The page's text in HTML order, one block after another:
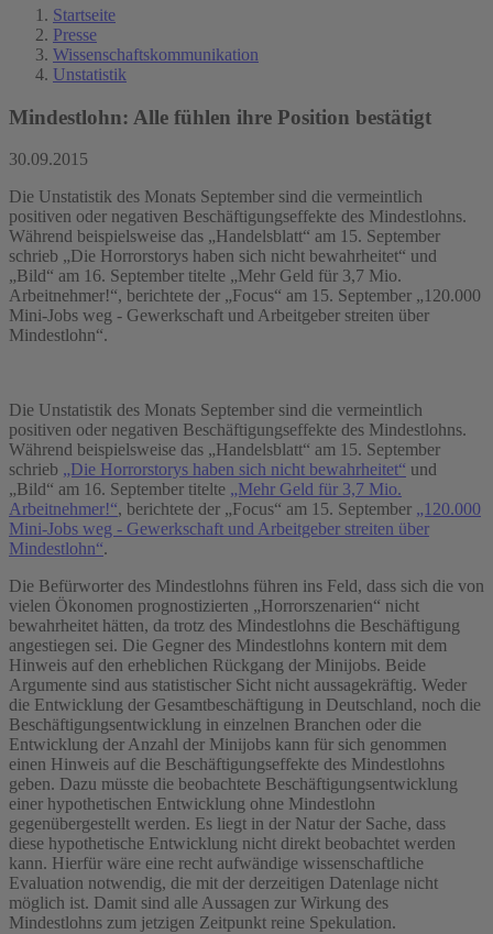
Startseite
Presse
Wissenschaftskommunikation
Unstatistik
Mindestlohn: Alle fühlen ihre Position bestätigt
30.09.2015
Die Unstatistik des Monats September sind die vermeintlich
positiven oder negativen Beschäftigungseffekte des Mindestlohns.
Während beispielsweise das „Handelsblatt“ am 15. September
schrieb „Die Horrorstorys haben sich nicht bewahrheitet“ und
„Bild“ am 16. September titelte „Mehr Geld für 3,7 Mio.
Arbeitnehmer!“, berichtete der „Focus“ am 15. September „120.000
Mini-Jobs weg - Gewerkschaft und Arbeitgeber streiten über
Mindestlohn“.
Die Unstatistik des Monats September sind die vermeintlich
positiven oder negativen Beschäftigungseffekte des Mindestlohns.
Während beispielsweise das „Handelsblatt“ am 15. September
schrieb „Die Horrorstorys haben sich nicht bewahrheitet“ und
„Bild“ am 16. September titelte „Mehr Geld für 3,7 Mio.
Arbeitnehmer!“, berichtete der „Focus“ am 15. September „120.000
Mini-Jobs weg - Gewerkschaft und Arbeitgeber streiten über
Mindestlohn“.
Die Befürworter des Mindestlohns führen ins Feld, dass sich die von
vielen Ökonomen prognostizierten „Horrorszenarien“ nicht
bewahrheitet hätten, da trotz des Mindestlohns die Beschäftigung
angestiegen sei. Die Gegner des Mindestlohns kontern mit dem
Hinweis auf den erheblichen Rückgang der Minijobs. Beide
Argumente sind aus statistischer Sicht nicht aussagekräftig. Weder
die Entwicklung der Gesamtbeschäftigung in Deutschland, noch die
Beschäftigungsentwicklung in einzelnen Branchen oder die
Entwicklung der Anzahl der Minijobs kann für sich genommen
einen Hinweis auf die Beschäftigungseffekte des Mindestlohns
geben. Dazu müsste die beobachtete Beschäftigungsentwicklung
einer hypothetischen Entwicklung ohne Mindestlohn
gegenübergestellt werden. Es liegt in der Natur der Sache, dass
diese hypothetische Entwicklung nicht direkt beobachtet werden
kann. Hierfür wäre eine recht aufwändige wissenschaftliche
Evaluation notwendig, die mit der derzeitigen Datenlage nicht
möglich ist. Damit sind alle Aussagen zur Wirkung des
Mindestlohns zum jetzigen Zeitpunkt reine Spekulation.